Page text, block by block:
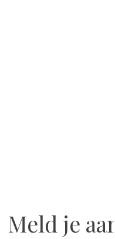
Meld je